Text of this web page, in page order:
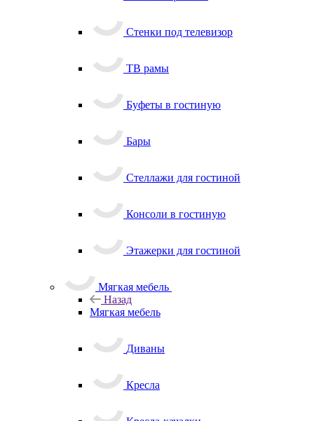
Стенки под телевизор
ТВ рамы
Буфеты в гостиную
Бары
Стеллажи для гостиной
Консоли в гостиную
Этажерки для гостиной
Мягкая мебель
Назад
Мягкая мебель
Диваны
Кресла